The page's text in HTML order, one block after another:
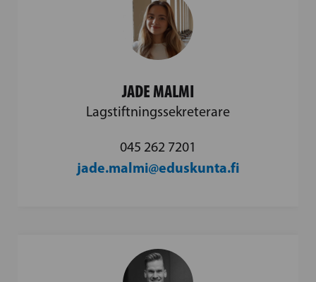
JADE MALMI
Lagstiftningssekreterare
045 262 7201
jade.malmi@eduskunta.fi